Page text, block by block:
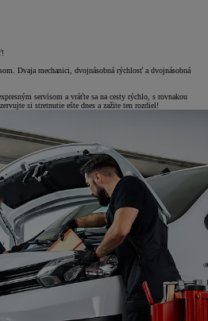
Dvaja mechanici, dvojnásobná rýchlosť a dvojnásobná
servisom a vráťte sa na cesty rýchlo, s rovnakou
si stretnutie ešte dnes a zažite ten rozdiel!